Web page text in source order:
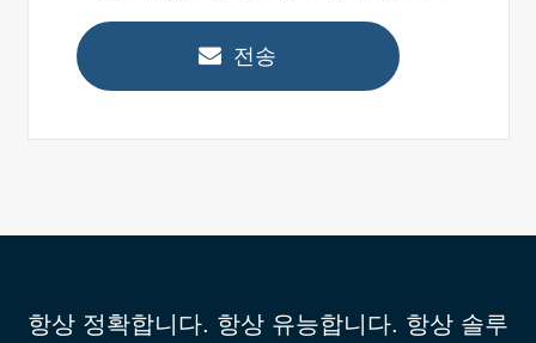
전송
항상 정확합니다. 항상 유능합니다. 항상 솔루